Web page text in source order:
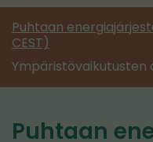
Puhtaan
CEST)
Ympäristövaikutusten
Puhtaan